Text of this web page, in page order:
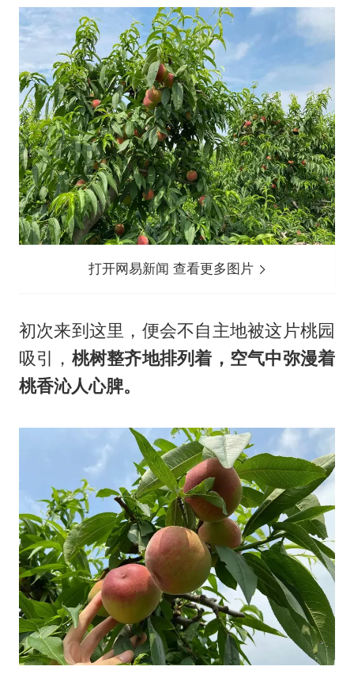
打开网易新闻 查看更多图片
初次来到这里，便会不自主地被这片桃园
吸引， 桃树整齐地排列着，空气中弥漫着
桃香沁人心脾。